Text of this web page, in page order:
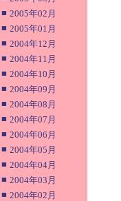
■ 2005年02月
■ 2005年01月
■ 2004年12月
■ 2004年11月
■ 2004年10月
■ 2004年09月
■ 2004年08月
■ 2004年07月
■ 2004年06月
■ 2004年05月
■ 2004年04月
■ 2004年03月
■ 2004年02月